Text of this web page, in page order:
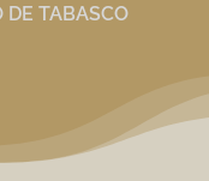
DE TABASCO